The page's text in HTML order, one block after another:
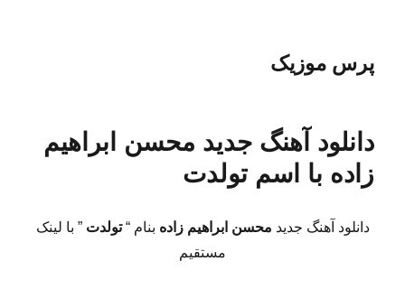
پرس موزیک
دانلود آهنگ جدید محسن ابراهیم
زاده با اسم تولدت
دانلود آهنگ جدید محسن ابراهیم زاده بنام “تولدت” با لینک
مستقیم